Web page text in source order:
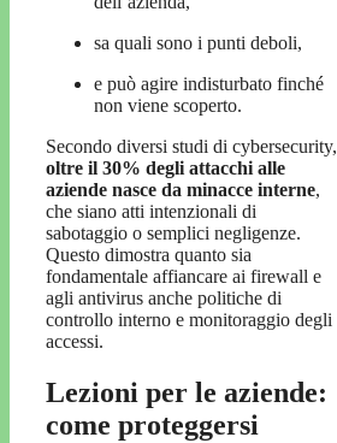
sa quali sono i punti deboli,
e può agire indisturbato finché
non viene scoperto.
Secondo diversi studi di cybersecurity,
oltre il 30% degli attacchi alle
aziende nasce da minacce interne,
che siano atti intenzionali di
sabotaggio o semplici negligenze.
Questo dimostra quanto sia
fondamentale affiancare ai firewall e
agli antivirus anche politiche di
controllo interno e monitoraggio degli
accessi.
Lezioni per le aziende:
come proteggersi